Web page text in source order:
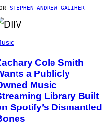
STEPHEN ANDREW GALIHER
Cole Smith
a Publicly
Music
Library Built
Spotify’s Dismantled